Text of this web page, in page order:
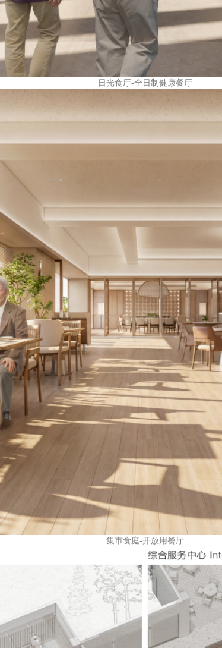
日光食厅-全日制健康餐厅
集市食庭-开放用餐厅